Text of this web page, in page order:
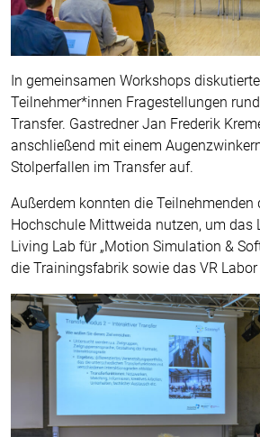
In gemeinsamen Workshops
Teilnehmer*innen Fragestellungen
Transfer. Gastredner Jan Frederik
anschließend mit einem
Stolperfallen im Transfer auf.
Außerdem konnten die Teilnehmenden
Hochschule Mittweida nutzen, um das
Living Lab für „Motion Simulation &
die Trainingsfabrik sowie das VR